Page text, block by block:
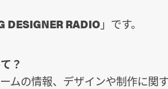
DESIGNER RADIO」です。
？
ムの情報、デザインや制作に関